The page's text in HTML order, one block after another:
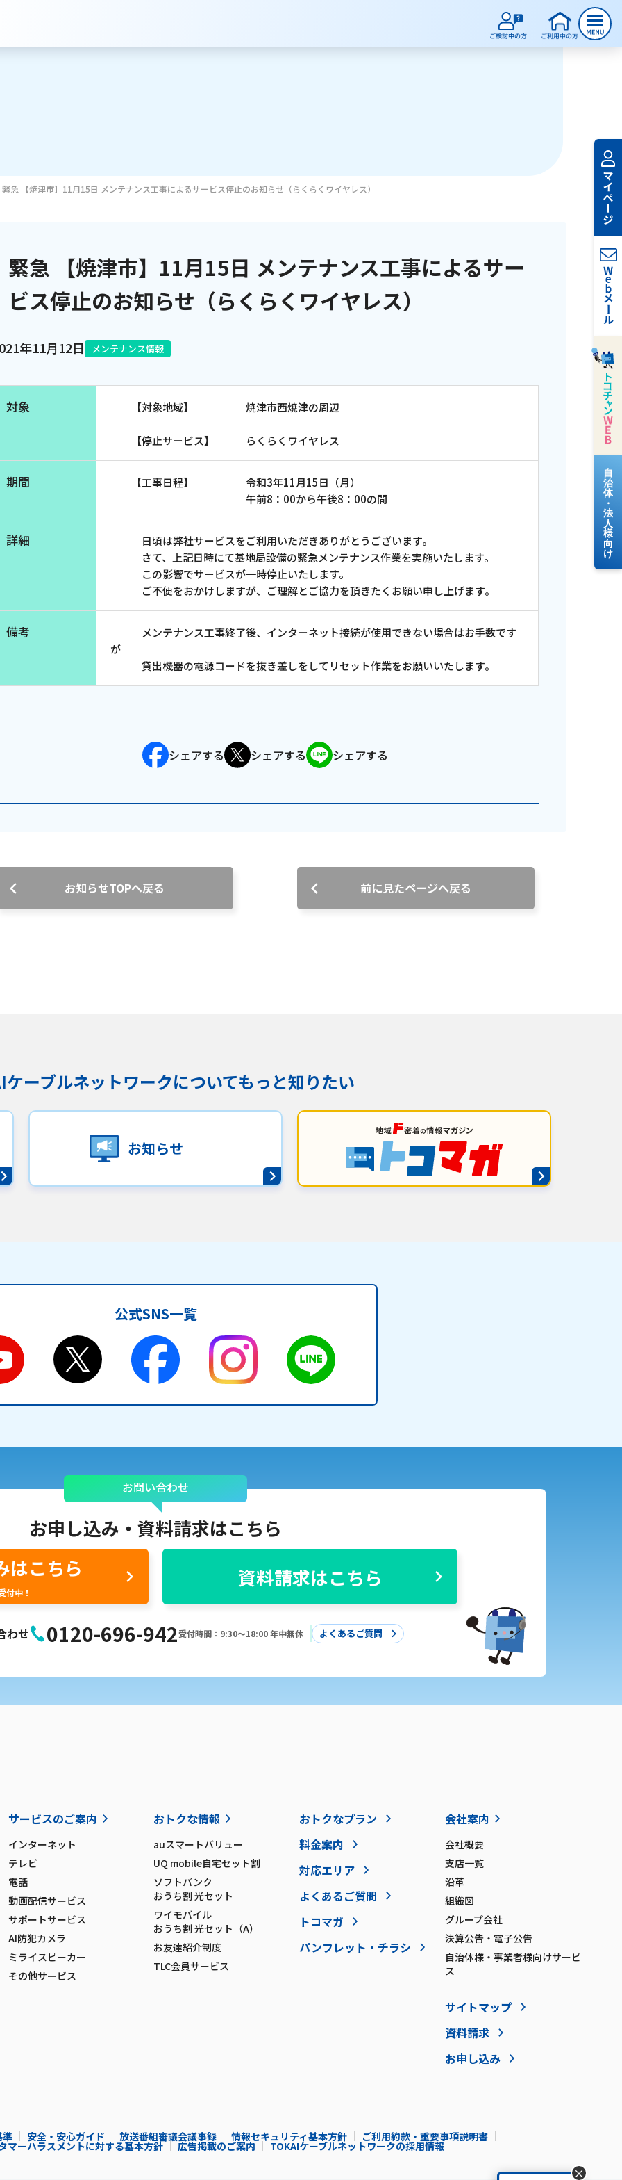
サービスのご案内
テレビ
電話
動画配信
よくあるご質問
お電話でのお問い合わせ
受付時間：9:30〜18:00 年中無休
会社案内
会社概要
障害情報
款・重要事項説明書 プライバシーポリシー 広告掲載のご案内
緊急 【焼津市】11月15日 メンテナンス工事によるサービス停止のお知らせ（らくらくワイヤレス）
緊急 【焼津市】11月15日 メンテナンス工事によるサー
ビス停止のお知らせ（らくらくワイヤレス）
年11月12日 メンテナンス情報
対象 【対象地域】 焼津市西焼津の周辺
【停止サービス】 らくらくワイヤレス
期間
【工事日程】 令和3年11月15日（月）
午前8：00から午後8：00の間
詳細
日頃は弊社サービスをご利用いただきありがとうございます。
さて、上記日時にて基地局設備の緊急メンテナンス作業を実施いたします。
この影響でサービスが一時停止いたします。
ご不便をおかけしますが、ご理解とご協力を頂きたくお願い申し上げます。
備考
メンテナンス工事終了後、インターネット接続が使用できない場合はお手数です
が
貸出機器の電源コードを抜き差しをしてリセット作業をお願いいたします。
シェアする シェアする シェアする
お知らせTOPへ戻る 前に見たページへ戻る
ケーブルネットワークについてもっと知りたい
お知らせ
公式SNS一覧
お問い合わせ
お申し込み・ 資料請求はこちら
はこちら
付中！
資料請求はこちら
わせ 0120-696-942受付時間：9:30〜18:00 年中無休 よくあるご質問
サービスのご案内
インターネット
テレビ
電話
動画配信サービス
サポートサービス
AI防犯カメラ
ミライスピーカー
その他サービス
おトクな情報
auスマートバリュー
UQ mobile自宅セット割
ソフトバンク
おうち割 光セット
ワイモバイル
おうち割 光セット（A）
お友達紹介制度
TLC会員サービス
おトクなプラン
料金案内
対応エリア
よくあるご質問
トコマガ
パンフレット・チラシ
会社案内
会社概要
支店一覧
沿革
組織図
グループ会社
決算公告・電子公告
自治体様・事業者様向けサービ
ス
サイトマップ
資料請求
お申し込み
準 安全・安心ガイド 放送番組審議会議事録 情報セキュリティ基本方針 ご利用約款・重要事項説明書
マーハラスメントに対する基本方針 広告掲載のご案内 TOKAIケーブルネットワークの採用情報
×